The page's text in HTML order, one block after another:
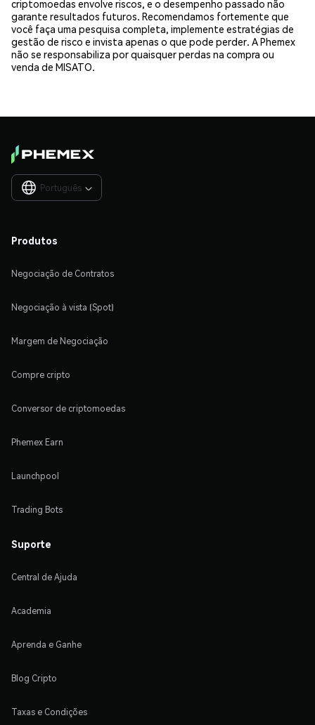
criptomoedas envolve riscos, e o desempenho passado não
garante resultados futuros. Recomendamos fortemente que
você faça uma pesquisa completa, implemente estratégias de
gestão de risco e invista apenas o que pode perder. A Phemex
não se responsabiliza por quaisquer perdas na compra ou
venda de MISATO.
Português 
Produtos
Negociação de Contratos
Negociação à vista (Spot)
Margem de Negociação
Compre cripto
Conversor de criptomoedas
Phemex Earn
Launchpool
Trading Bots
Suporte
Central de Ajuda
Academia
Aprenda e Ganhe
Blog Cripto
Taxas e Condições